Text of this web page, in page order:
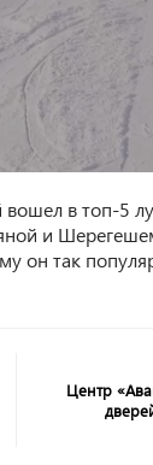
в топ-5
и
он так
Центр